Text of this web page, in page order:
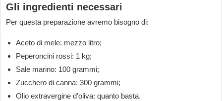
Gli ingredienti necessari
Per questa preparazione avremo bisogno di:
Aceto di mele: mezzo litro;
Peperoncini rossi: 1 kg;
Sale marino: 100 grammi;
Zucchero di canna: 300 grammi;
Olio extravergine d’oliva: quanto basta.